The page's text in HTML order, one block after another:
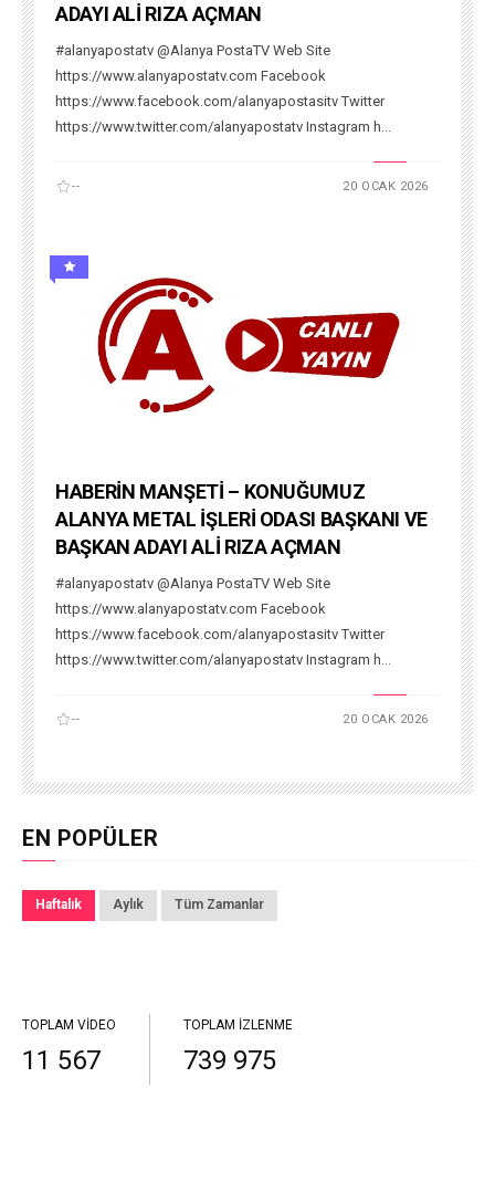
ADAYI ALİ RIZA AÇMAN
#alanyapostatv @Alanya PostaTV Web Site
https://www.alanyapostatv.com Facebook
https://www.facebook.com/alanyapostasitv Twitter
https://www.twitter.com/alanyapostatv Instagram h...
-- 20 OCAK 2026
HABERİN MANŞETİ – KONUĞUMUZ
ALANYA METAL İŞLERİ ODASI BAŞKANI VE
BAŞKAN ADAYI ALİ RIZA AÇMAN
#alanyapostatv @Alanya PostaTV Web Site
https://www.alanyapostatv.com Facebook
https://www.facebook.com/alanyapostasitv Twitter
https://www.twitter.com/alanyapostatv Instagram h...
-- 20 OCAK 2026
EN POPÜLER
Haftalık Aylık Tüm Zamanlar
TOPLAM VIDEO
11 567
TOPLAM İZLENME
739 975